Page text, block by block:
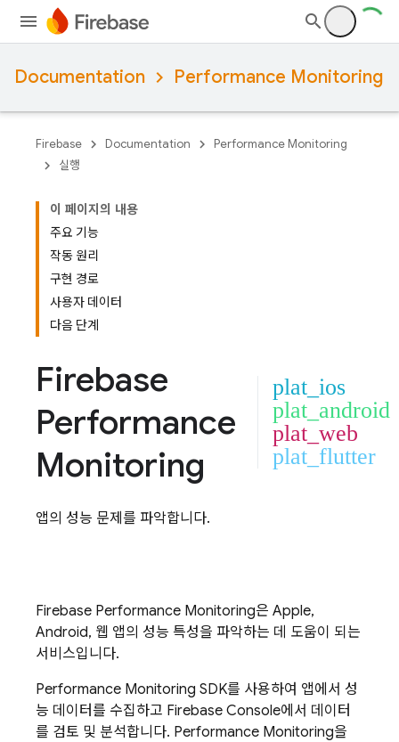
Documentation Performance Monitoring
Firebase Documentation
Performance Monitoring
실행
이 페이지의 내용
주요 기능
작동 원리
구현 경로
사용자 데이터
다음 단계
Firebase
Performance
Monitoring
plat_ios
plat_android
plat_web
plat_flutter
앱의 성능 문제를 파악합니다.
Firebase Performance Monitoring은 Apple,
Android, 웹 앱의 성능 특성을 파악하는 데 도움이 되는
서비스입니다.
Performance Monitoring SDK를 사용하여 앱에서 성
능 데이터를 수집하고 Firebase Console에서 데이터
를 검토 및 분석합니다. Performance Monitoring을